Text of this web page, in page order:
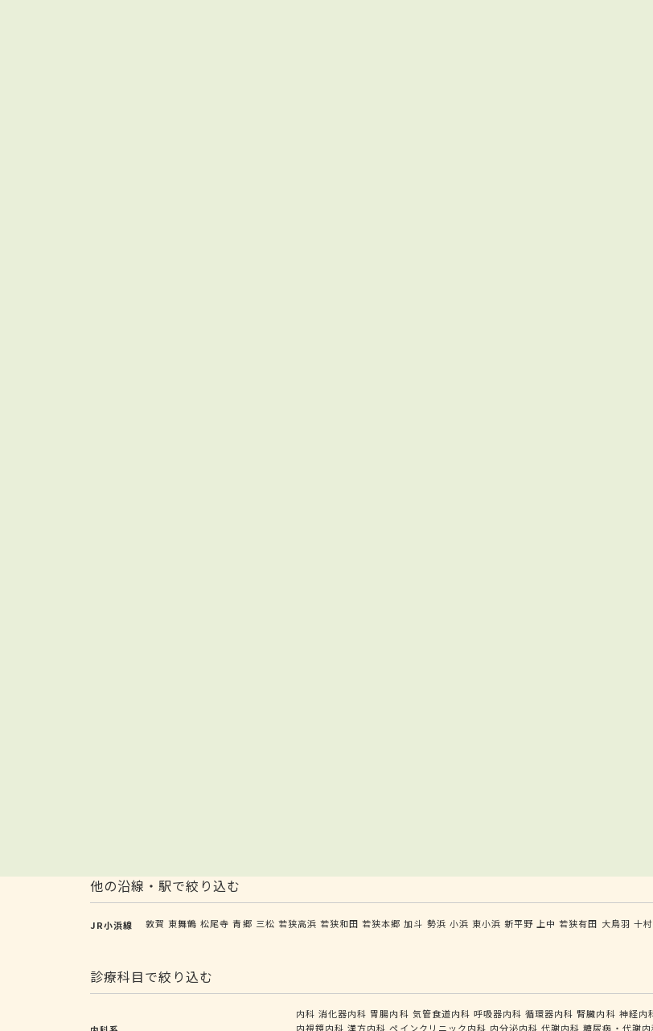
他の沿線・駅で絞り込む
JR小浜線 敦賀 東舞鶴 松尾寺 青郷 三松 若狭高浜 若狭和田 若狭本郷 加斗 勢浜 小浜 東小浜 新平野 上中 若狭有田 大鳥羽 十村
診療科目で絞り込む
内科 消化器内科 胃腸内科 気管食道内科 呼吸器内科 循環器内科 腎臓内科 神経内
内視鏡内科 漢方内科 ペインクリニック内科 内分泌内科 代謝内科 糖尿病・代謝内